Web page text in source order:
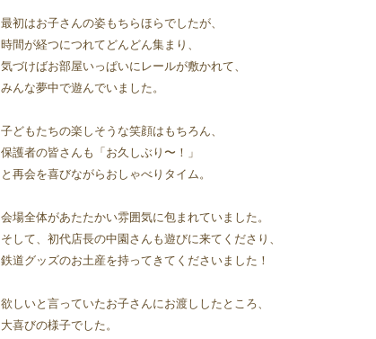
最初はお子さんの姿もちらほらでしたが、
時間が経つにつれてどんどん集まり、
気づけばお部屋いっぱいにレールが敷かれて、
みんな夢中で遊んでいました。
子どもたちの楽しそうな笑顔はもちろん、
保護者の皆さんも「お久しぶり〜！」
と再会を喜びながらおしゃべりタイム。
会場全体があたたかい雰囲気に包まれていました。
そして、初代店長の中園さんも遊びに来てくださり、
鉄道グッズのお土産を持ってきてくださいました！
欲しいと言っていたお子さんにお渡ししたところ、
大喜びの様子でした。